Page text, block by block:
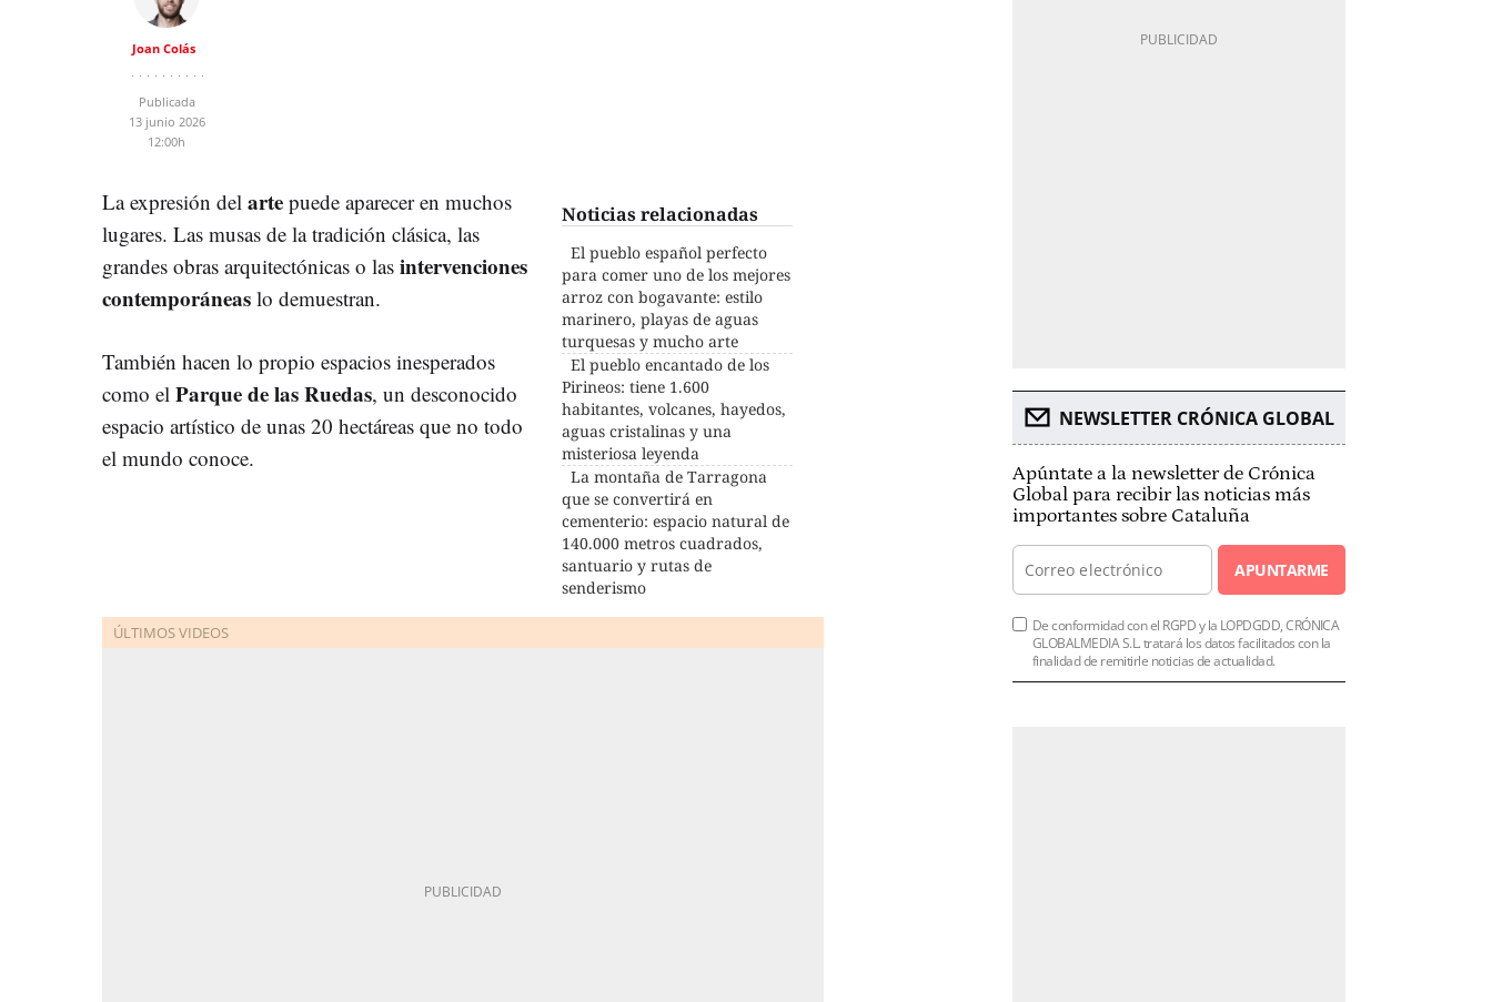
Joan Colás
Publicada
13 junio 2026
12:00h
Noticias relacionadas
El pueblo español perfecto
para comer uno de los mejores
arroz con bogavante: estilo
marinero, playas de aguas
turquesas y mucho arte
El pueblo encantado de los
Pirineos: tiene 1.600
habitantes, volcanes, hayedos,
aguas cristalinas y una
misteriosa leyenda
La montaña de Tarragona
que se convertirá en
cementerio: espacio natural de
140.000 metros cuadrados,
santuario y rutas de
senderismo
La expresión del arte puede aparecer en muchos
lugares. Las musas de la tradición clásica, las
grandes obras arquitectónicas o las intervenciones
contemporáneas lo demuestran.
También hacen lo propio espacios inesperados
como el Parque de las Ruedas, un desconocido
espacio artístico de unas 20 hectáreas que no todo
el mundo conoce.
NEWSLETTER CRÓNICA GLOBAL
Apúntate a la newsletter de Crónica
Global para recibir las noticias más
importantes sobre Cataluña
APUNTARME
De conformidad con el RGPD y la LOPDGDD, CRÓNICA
GLOBALMEDIA S.L. tratará los datos facilitados con la
finalidad de remitirle noticias de actualidad.